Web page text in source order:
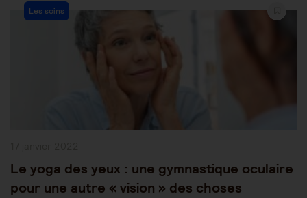
Post
Category:
Les soins
Le yoga des yeux : une gymnastique oculaire
pour une autre « vision » des choses